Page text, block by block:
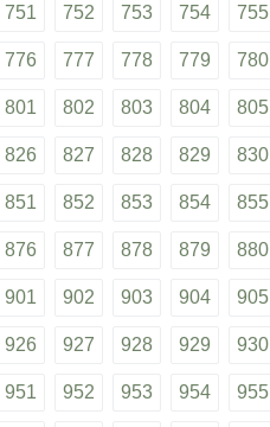
751 752 753 754 755
776 777 778 779 780
801 802 803 804 805
826 827 828 829 830
851 852 853 854 855
876 877 878 879 880
901 902 903 904 905
926 927 928 929 930
951 952 953 954 955